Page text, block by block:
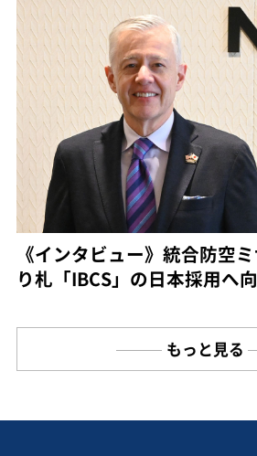
《インタビュー》統合防空
り札「IBCS」の日本採用へ
もっと見る